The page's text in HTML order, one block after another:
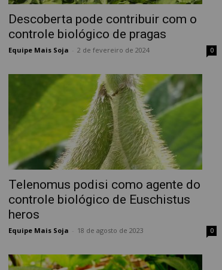
Descoberta pode contribuir com o
controle biológico de pragas
Equipe Mais Soja 2 de fevereiro de 2024 0
Telenomus podisi como agente do
controle biológico de Euschistus
heros
Equipe Mais Soja 18 de agosto de 2023 0